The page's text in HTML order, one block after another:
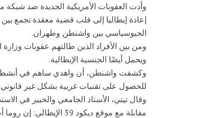
وأدت العقوبات الأمريكية الجديدة ضد شبكة
إعادة إيطاليا إلى قلب قضية معقدة تجمع بين
الجيوسياسي بين واشنطن وطهران.
ومن بين الأفراد الذين طالتهم عقوبات
ويحمل أيضًا الجنسية الإيطالية.
وكشفت واشنطن، أن واهدي ساهم في أنشطة
للحصول على تقنيات غربية بشكل غير قانوني،
وقال تيتي، الأستاذ الجامعي والخبير في
مقابلة مع موقع ديكود 39 الإيطالي: إن روما أصبحت نقطة ارتكاز في الحرب التكنولوجية العالمية.